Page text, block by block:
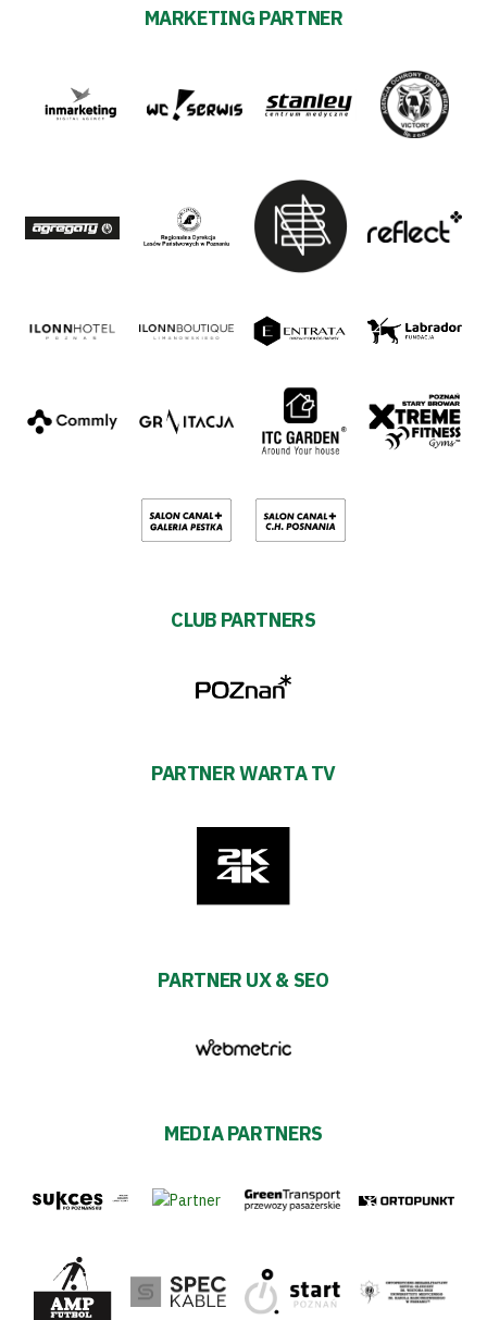
MARKETING PARTNER
CLUB PARTNERS
PARTNER WARTA TV
PARTNER UX & SEO
MEDIA PARTNERS